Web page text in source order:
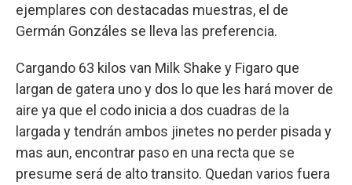
ejemplares con destacadas muestras, el de
Germán Gonzáles se lleva las preferencia.
Cargando 63 kilos van Milk Shake y Figaro que
largan de gatera uno y dos lo que les hará mover de
aire ya que el codo inicia a dos cuadras de la
largada y tendrán ambos jinetes no perder pisada y
mas aun, encontrar paso en una recta que se
presume será de alto transito. Quedan varios fuera